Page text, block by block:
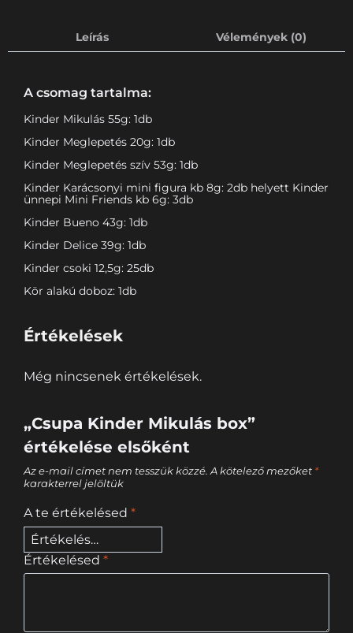
Leírás Vélemények (0)
A csomag tartalma:
Kinder Mikulás 55g: 1db
Kinder Meglepetés 20g: 1db
Kinder Meglepetés szív 53g: 1db
Kinder Karácsonyi mini figura kb 8g: 2db helyett Kinder
ünnepi Mini Friends kb 6g: 3db
Kinder Bueno 43g: 1db
Kinder Delice 39g: 1db
Kinder csoki 12,5g: 25db
Kör alakú doboz: 1db
Értékelések
Még nincsenek értékelések.
„Csupa Kinder Mikulás box”
értékelése elsőként
Az e-mail címet nem tesszük közzé. A kötelező mezőket *
karakterrel jelöltük
A te értékelésed *
Értékelésed *